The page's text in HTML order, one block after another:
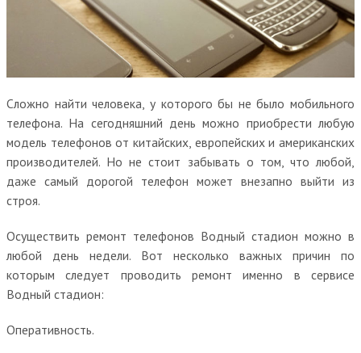
Сложно найти человека, у которого бы не было мобильного
телефона. На сегодняшний день можно приобрести любую
модель телефонов от китайских, европейских и американских
производителей. Но не стоит забывать о том, что любой,
даже самый дорогой телефон может внезапно выйти из
строя.
Осуществить ремонт телефонов Водный стадион можно в
любой день недели. Вот несколько важных причин по
которым следует проводить ремонт именно в сервисе
Водный стадион:
Оперативность.